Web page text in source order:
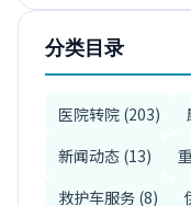
分类目录
医院转院 (203)
新闻动态 (13)
救护车服务 (8)